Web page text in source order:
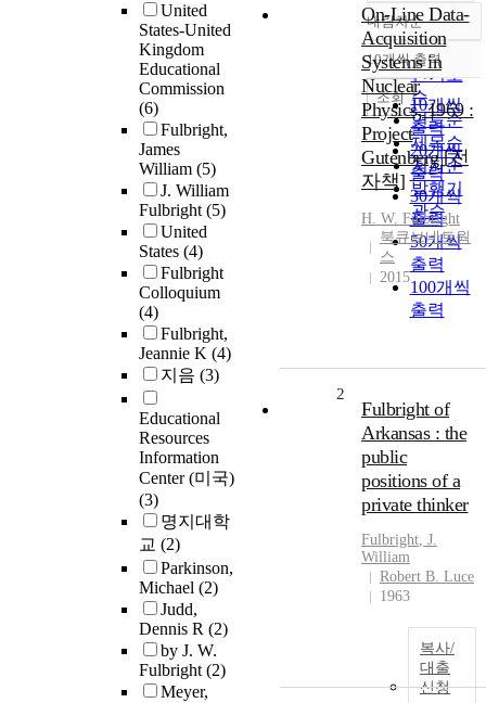
United
States-United
Kingdom
Educational
Commission
(6)
Fulbright,
James
William (5)
J. William
Fulbright(5)
United
States (4)
Fulbright
Colloquium
(4)
Fulbright,
Jeannie K (4)
지음 (3)
Educational
Resources
Information
Center (미국)
(3)
명지대학
교 (2)
Parkinson,
Michael (2)
Judd,
Dennis R (2)
by J. W.
Fulbright(2)
Meyer,
정확도
순
인기도
순
연도순
제목순
저자순
발행기
관순
내림차순
내림차순
10개씩 출력
10개씩
출력
20개씩
출력
30개씩
출력
50개씩
출력
100개씩
출력
조회
On-Line Data-
Acquisition
Systems in
Nuclear
Physics, 1969 :
Project
Gutenberg [전
자책]
H. W. Fulbright
북큐브네트웍
스
2015
2
Fulbright of
Arkansas : the
public
positions of a
private thinker
Fulbright, J.
William
Robert B. Luce
1963
복사/
대출
신청